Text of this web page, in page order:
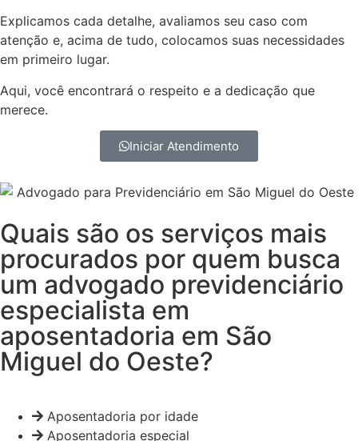
Explicamos cada detalhe, avaliamos seu caso com
atenção e, acima de tudo, colocamos suas necessidades
em primeiro lugar.
Aqui, você encontrará o respeito e a dedicação que
merece.
Iniciar Atendimento
Quais são os serviços mais
procurados por quem busca
um advogado previdenciário
especialista em
aposentadoria em São
Miguel do Oeste?
Aposentadoria por idade
Aposentadoria especial